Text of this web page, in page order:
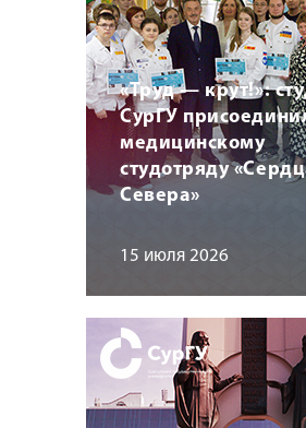
«Труд — крут!»:
СурГУ
медицинскому
студотряду
Севера»
15 июля 2026